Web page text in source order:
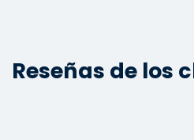
Reseñas de los